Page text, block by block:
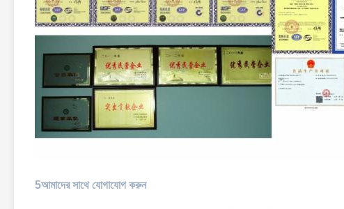
5আমাদের সাথে যোগাযোগ করুন